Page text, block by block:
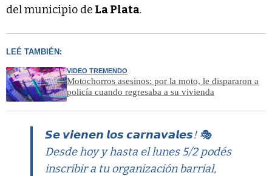
del municipio de La Plata.
LEÉ TAMBIÉN:
VIDEO TREMENDO
Motochorros asesinos: por la moto, le dispararon a
policía cuando regresaba a su vivienda
𝙎𝙚 𝙫𝙞𝙚𝙣𝙚𝙣 𝙡𝙤𝙨 𝙘𝙖𝙧𝙣𝙖𝙫𝙖𝙡𝙚𝙨! 🎭
Desde hoy y hasta el lunes 5/2 podés
inscribir a tu organización barrial,